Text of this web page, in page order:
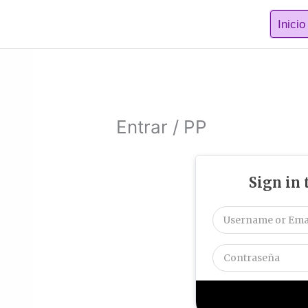
contenido
Inicio
Entrar / PP
Sign in